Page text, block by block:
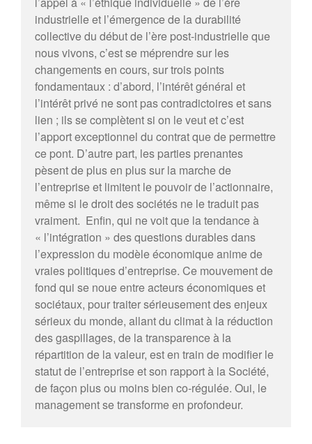
industrielle et l’émergence de la durabilité
collective du début de l’ère post-industrielle que
nous vivons, c’est se méprendre sur les
changements en cours, sur trois points
fondamentaux : d’abord, l’intérêt général et
l’intérêt privé ne sont pas contradictoires et sans
lien ; ils se complètent si on le veut et c’est
l’apport exceptionnel du contrat que de permettre
ce pont. D’autre part, les parties prenantes
pèsent de plus en plus sur la marche de
l’entreprise et limitent le pouvoir de l’actionnaire,
même si le droit des sociétés ne le traduit pas
vraiment. Enfin, qui ne voit que la tendance à
« l’intégration » des questions durables dans
l’expression du modèle économique anime de
vraies politiques d’entreprise. Ce mouvement de
fond qui se noue entre acteurs économiques et
sociétaux, pour traiter sérieusement des enjeux
sérieux du monde, allant du climat à la réduction
des gaspillages, de la transparence à la
répartition de la valeur, est en train de modifier le
statut de l’entreprise et son rapport à la Société,
de façon plus ou moins bien co-régulée. Oui, le
management se transforme en profondeur.